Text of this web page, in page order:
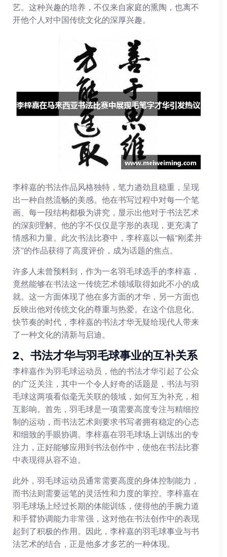
艺。这种兴趣的培养，不仅来自家庭的熏陶，也离不
开他个人对中国传统文化的深厚兴趣。
李梓嘉的书法作品风格独特，笔力遒劲且稳重，呈现
出一种自然流畅的美感。他在书写过程中对每一个笔
画、每一段结构都极为讲究，显示出他对于书法艺术
的深刻理解。他的字不仅仅是字形的表现，更充满了
情感和力量。此次书法比赛中，李梓嘉以一幅“刚柔并
济”的作品获得了高度评价，成为话题的焦点。
许多人未曾预料到，作为一名羽毛球选手的李梓嘉，
竟然能够在书法这一传统艺术领域取得如此不小的成
就。这一方面体现了他在多方面的才华，另一方面也
反映出他对传统文化的尊重与热爱。在这个信息化、
快节奏的时代，李梓嘉的书法才华无疑给现代人带来
了一种文化的清新与启迪。
2、书法才华与羽毛球事业的互补关系
李梓嘉作为羽毛球运动员，他的书法才华引起了公众
的广泛关注，其中一个令人好奇的话题是，书法与羽
毛球这两项看似毫无关联的领域，如何互为补充，相
互影响。首先，羽毛球是一项需要高度专注与精细控
制的运动，而书法艺术则要求书写者拥有稳定的心态
和细致的手眼协调。李梓嘉在羽毛球场上训练出的专
注力，正好能够应用到书法创作中，使他在书法比赛
中表现得从容不迫。
此外，羽毛球运动员通常需要高度的身体控制能力，
而书法则需要运笔的灵活性和力度的掌控。李梓嘉在
羽毛球场上经过长期的体能训练，使得他的手腕力道
和手臂协调能力非常强，这对他在书法创作中的表现
起到了积极的作用。因此，李梓嘉的羽毛球事业与书
法艺术的结合，正是他多才多艺的一种体现。